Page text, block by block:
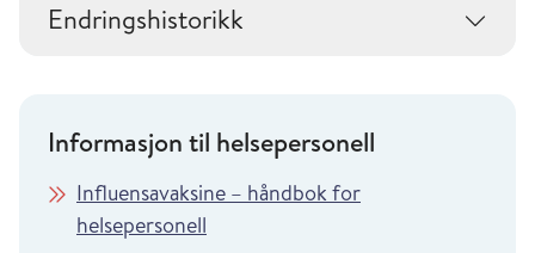
Endringshistorikk
Informasjon til helsepersonell
Influensavaksine – håndbok for
helsepersonell